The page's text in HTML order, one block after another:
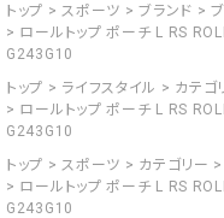
トップ スポーツ ブランド
ロールトップ ポーチ L RS
G243G10
トップ
ライフスタイル カテゴ
ロールトップ ポーチ L RS
G243G10
トップ
スポーツ カテゴリー
ロールトップ ポーチ L RS
G243G10